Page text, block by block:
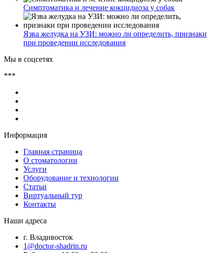
Симптоматика и лечение кокцидиоза у собак
Язва желудка на УЗИ: можно ли определить, признаки
при проведении исследования
Мы в соцсетях
***
Информация
Главная страница
О стоматологии
Услуги
Оборудование и технологии
Статьи
Виртуальный тур
Контакты
Наши адреса
г. Владивосток
1@doctor-shadrin.ru